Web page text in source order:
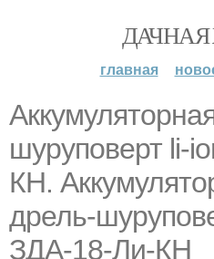
главная
шуруповерт li-
КН.
дрель-
ЗДА-18-Ли-КН